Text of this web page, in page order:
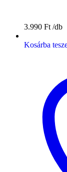
3.990 Ft
Kosárba